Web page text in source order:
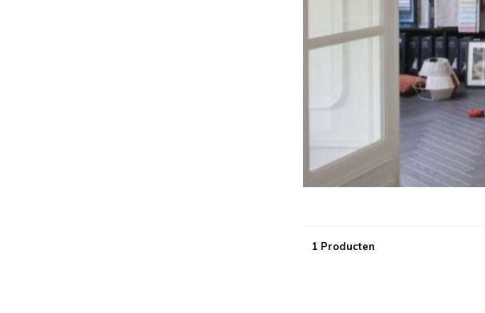
1 Producten